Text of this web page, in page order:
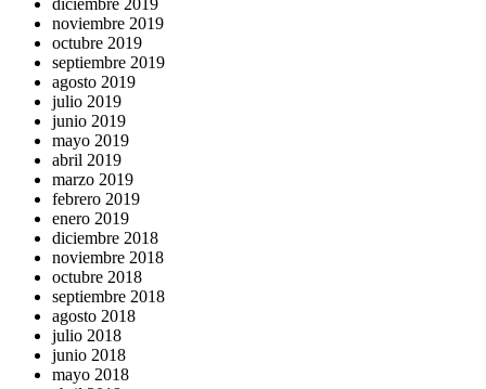
noviembre 2019
octubre 2019
septiembre 2019
agosto 2019
julio 2019
junio 2019
mayo 2019
abril 2019
marzo 2019
febrero 2019
enero 2019
diciembre 2018
noviembre 2018
octubre 2018
septiembre 2018
agosto 2018
julio 2018
junio 2018
mayo 2018